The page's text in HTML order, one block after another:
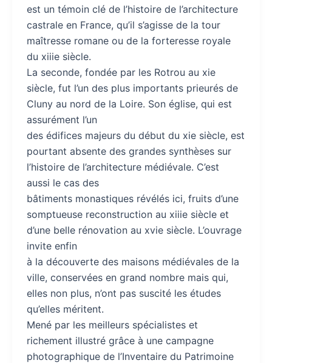
est un témoin clé de l’histoire de l’architecture
castrale en France, qu’il s’agisse de la tour
maîtresse romane ou de la forteresse royale
du xiiie siècle.
La seconde, fondée par les Rotrou au xie
siècle, fut l’un des plus importants prieurés de
Cluny au nord de la Loire. Son église, qui est
assurément l’un
des édifices majeurs du début du xie siècle, est
pourtant absente des grandes synthèses sur
l’histoire de l’architecture médiévale. C’est
aussi le cas des
bâtiments monastiques révélés ici, fruits d’une
somptueuse reconstruction au xiiie siècle et
d’une belle rénovation au xvie siècle. L’ouvrage
invite enfin
à la découverte des maisons médiévales de la
ville, conservées en grand nombre mais qui,
elles non plus, n’ont pas suscité les études
qu’elles méritent.
Mené par les meilleurs spécialistes et
richement illustré grâce à une campagne
photographique de l’Inventaire du Patrimoine